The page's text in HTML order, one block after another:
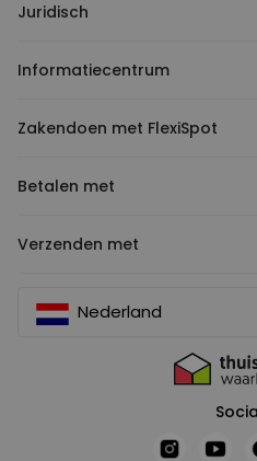
Juridisch
Informatiecentrum
Zakendoen met FlexiSpot
Betalen met
Verzenden met
Nederland